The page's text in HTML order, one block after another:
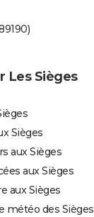
Les Sièges
Sièges
aux Sièges
aux Sièges
aux Sièges
météo des Sièges